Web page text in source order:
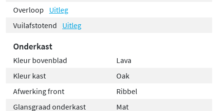
Overloop
Uitleg
Vuilafstotend
Uitleg
Onderkast
Kleur bovenblad
Lava
Kleur kast
Oak
Afwerking front
Ribbel
Glansgraad onderkast
Mat